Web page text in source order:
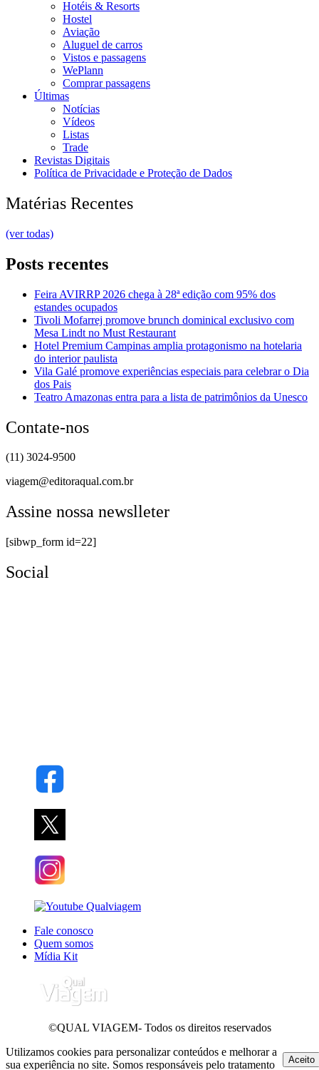
Hotéis & Resorts
Hostel
Aviação
Aluguel de carros
Vistos e passagens
WePlann
Comprar passagens
Últimas
Notícias
Vídeos
Listas
Trade
Revistas Digitais
Política de Privacidade e Proteção de Dados
Matérias Recentes
(ver todas)
Posts recentes
Feira AVIRRP 2026 chega à 28ª edição com 95% dos
estandes ocupados
Tivoli Mofarrej promove brunch dominical exclusivo com
Mesa Lindt no Must Restaurant
Hotel Premium Campinas amplia protagonismo na hotelaria
do interior paulista
Vila Galé promove experiências especiais para celebrar o Dia
dos Pais
Teatro Amazonas entra para a lista de patrimônios da Unesco
Contate-nos
(11) 3024-9500
viagem@editoraqual.com.br
Assine nossa newslleter
[sibwp_form id=22]
Social
Fale conosco
Quem somos
Mídia Kit
©QUAL VIAGEM- Todos os direitos reservados
Utilizamos cookies para personalizar conteúdos e melhorar a
sua experiência no site. Somos responsáveis pelo tratamento
Aceito